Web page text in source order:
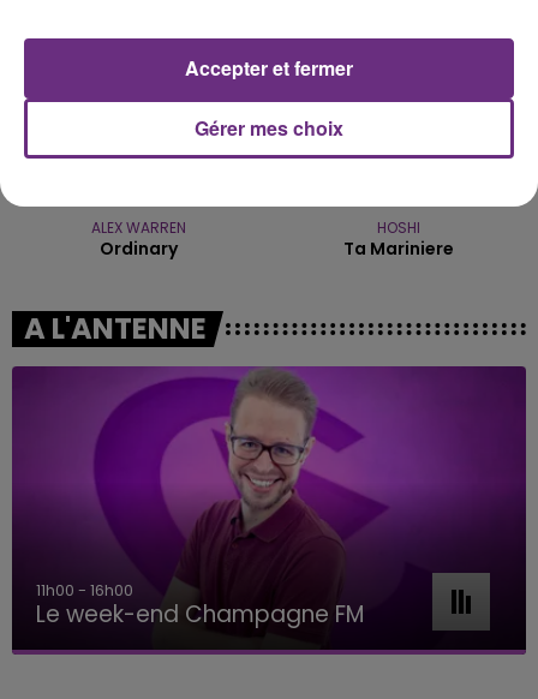
ALEX WARREN
Ordinary
HOSHI
Ta Mariniere
A L'ANTENNE
16h00 - 20h00
Le Week-end Champagne FM
Gérer mes choix
Accepter et fermer